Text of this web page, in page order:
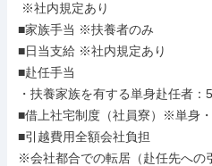
■家族手当 ※扶養者のみ
■日当支給 ※社内規定あり
■赴任手当
・扶養家族を有する単身赴任者：
■借上社宅制度（社員寮）※単身
■引越費用全額会社負担
※会社都合での転居（赴任先への